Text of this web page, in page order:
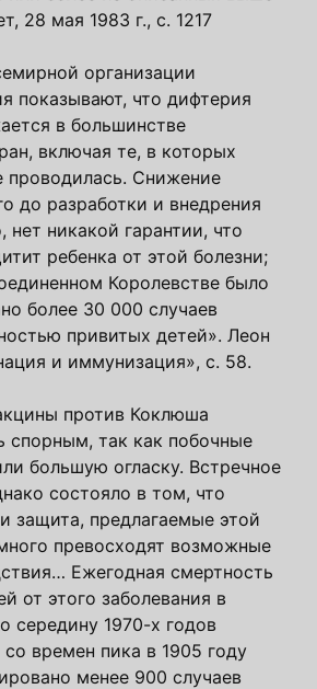
28 мая 1983 г., с. 1217
организации
показывают, что дифтерия
в большинстве
включая те, в которых
проводилась. Снижение
до разработки и внедрения
нет никакой гарантии, что
ребенка от этой болезни;
Королевстве было
более 30 000 случаев
привитых детей». Леон
и иммунизация», с. 58.
против Коклюша
спорным, так как побочные
большую огласку. Встречное
состояло в том, что
защита, предлагаемые этой
превосходят возможные
Ежегодная смертность
от этого заболевания в
середину 1970-х годов
со времен пика в 1905 году
менее 900 случаев